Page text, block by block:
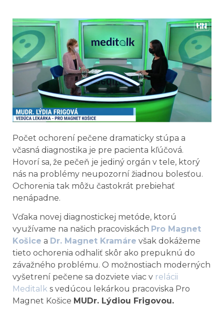
Počet ochorení pečene dramaticky stúpa a
včasná diagnostika je pre pacienta kľúčová.
Hovorí sa, že pečeň je jediný orgán v tele, ktorý
nás na problémy neupozorní žiadnou bolesťou.
Ochorenia tak môžu častokrát prebiehať
nenápadne.
Vďaka novej diagnostickej metóde, ktorú
využívame na našich pracoviskách Pro Magnet
Košice a Dr. Magnet Kramáre však dokážeme
tieto ochorenia odhaliť skôr ako prepuknú do
závažného problému. O možnostiach moderných
vyšetrení pečene sa dozviete viac v relácii
Meditalk s vedúcou lekárkou pracoviska Pro
Magnet Košice MUDr. Lýdiou Frigovou.